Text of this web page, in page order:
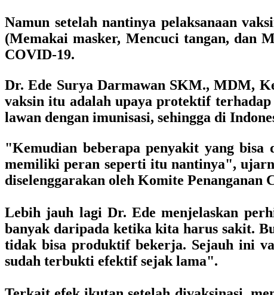
Namun setelah nantinya pelaksanaan
(Memakai masker, Mencuci tangan, dan
COVID-19.
Dr. Ede Surya Darmawan SKM., MDM,
vaksin itu adalah upaya protektif
lawan dengan imunisasi, sehingga di
"Kemudian beberapa penyakit yang
memiliki peran seperti itu nantinya",
diselenggarakan oleh Komite Penanganan
Lebih jauh lagi Dr. Ede menjelaskan
banyak daripada ketika kita harus sakit.
tidak bisa produktif bekerja. Sejauh ini
sudah terbukti efektif sejak lama".